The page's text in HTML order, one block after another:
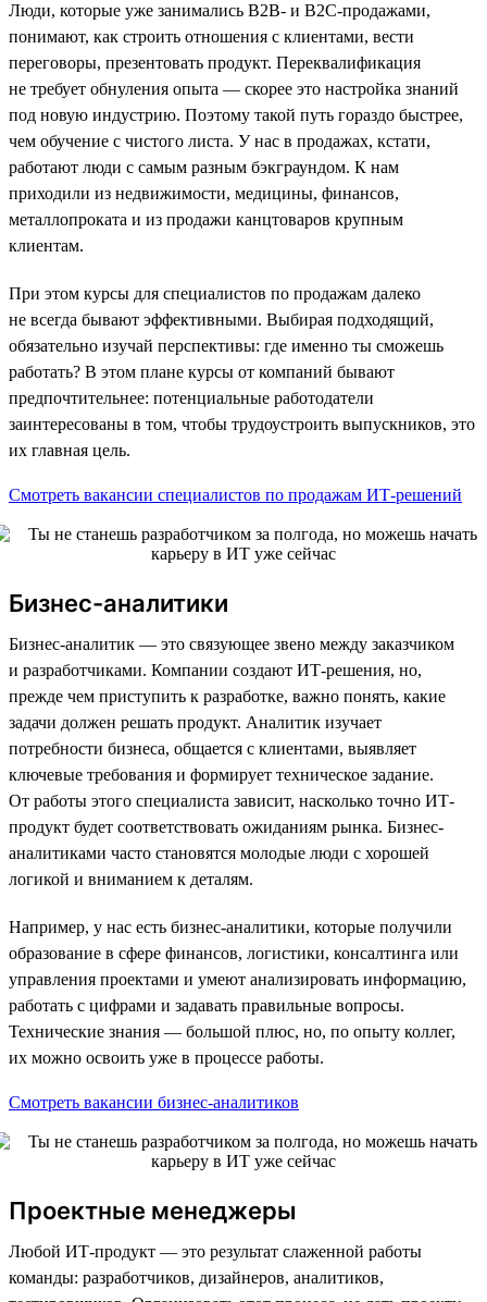
Люди, которые уже занимались B2B- и B2C-продажами,
понимают, как строить отношения с клиентами, вести
переговоры, презентовать продукт. Переквалификация
не требует обнуления опыта — скорее это настройка знаний
под новую индустрию. Поэтому такой путь гораздо быстрее,
чем обучение с чистого листа. У нас в продажах, кстати,
работают люди с самым разным бэкграундом. К нам
приходили из недвижимости, медицины, финансов,
металлопроката и из продажи канцтоваров крупным
клиентам.
При этом курсы для специалистов по продажам далеко
не всегда бывают эффективными. Выбирая подходящий,
обязательно изучай перспективы: где именно ты сможешь
работать? В этом плане курсы от компаний бывают
предпочтительнее: потенциальные работодатели
заинтересованы в том, чтобы трудоустроить выпускников, это
их главная цель.
Смотреть вакансии специалистов по продажам ИТ-решений
Бизнес-аналитики
Бизнес-аналитик — это связующее звено между заказчиком
и разработчиками. Компании создают ИТ-решения, но,
прежде чем приступить к разработке, важно понять, какие
задачи должен решать продукт. Аналитик изучает
потребности бизнеса, общается с клиентами, выявляет
ключевые требования и формирует техническое задание.
От работы этого специалиста зависит, насколько точно ИТ-
продукт будет соответствовать ожиданиям рынка. Бизнес-
аналитиками часто становятся молодые люди с хорошей
логикой и вниманием к деталям.
Например, у нас есть бизнес-аналитики, которые получили
образование в сфере финансов, логистики, консалтинга или
управления проектами и умеют анализировать информацию,
работать с цифрами и задавать правильные вопросы.
Технические знания — большой плюс, но, по опыту коллег,
их можно освоить уже в процессе работы.
Смотреть вакансии бизнес-аналитиков
Проектные менеджеры
Любой ИТ-продукт — это результат слаженной работы
команды: разработчиков, дизайнеров, аналитиков,